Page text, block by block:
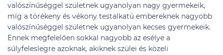
valószínűséggel születnek ugyanolyan nagy gyermekeik,
míg a törékeny és vékony testalkatú embereknek nagyobb
valószínűséggel születnek ugyanolyan kecses gyermekeik.
Ennek megfelelően sokkal nagyobb az esélye a
súlyfeleslegre azoknak, akiknek szülei és közeli